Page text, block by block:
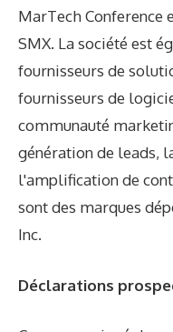
MarTech Conference
SMX. La société est
fournisseurs de
fournisseurs de
communauté
génération de leads,
l'amplification de
sont des marques
Inc.
Déclarations